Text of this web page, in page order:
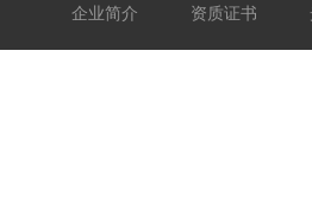
企业简介 资质证书